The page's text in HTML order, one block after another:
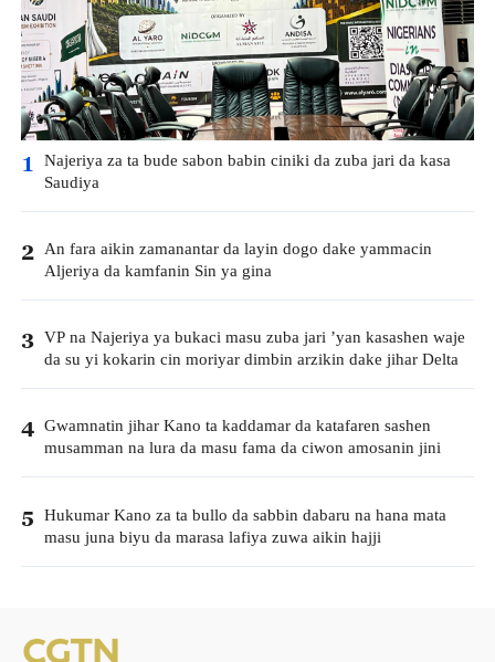
1 Najeriya za ta bude sabon babin ciniki da zuba jari da kasa
Saudiya
2 An fara aikin zamanantar da layin dogo dake yammacin
Aljeriya da kamfanin Sin ya gina
3 VP na Najeriya ya bukaci masu zuba jari ’yan kasashen waje
da su yi kokarin cin moriyar dimbin arzikin dake jihar Delta
4 Gwamnatin jihar Kano ta kaddamar da katafaren sashen
musamman na lura da masu fama da ciwon amosanin jini
5 Hukumar Kano za ta bullo da sabbin dabaru na hana mata
masu juna biyu da marasa lafiya zuwa aikin hajji